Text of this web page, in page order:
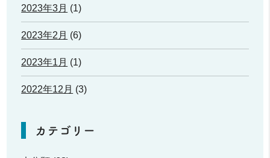
2023年3月 (1)
2023年2月 (6)
2023年1月 (1)
2022年12月 (3)
カテゴリー